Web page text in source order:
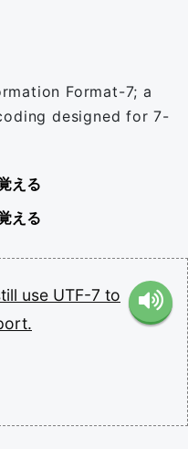
Format-7; a
designed for 7-
える
える
use UTF-7 to